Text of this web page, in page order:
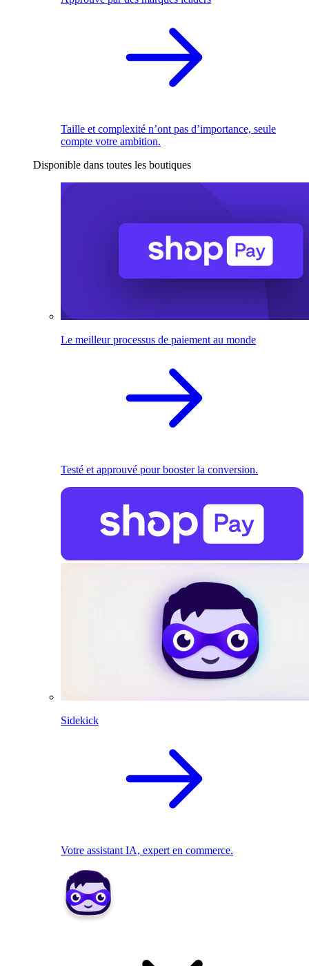
Taille et complexité n’ont pas d’importance, seule
compte votre ambition.
Disponible dans toutes les boutiques
Le meilleur processus de paiement au monde
Testé et approuvé pour booster la conversion.
Sidekick
Votre assistant IA, expert en commerce.